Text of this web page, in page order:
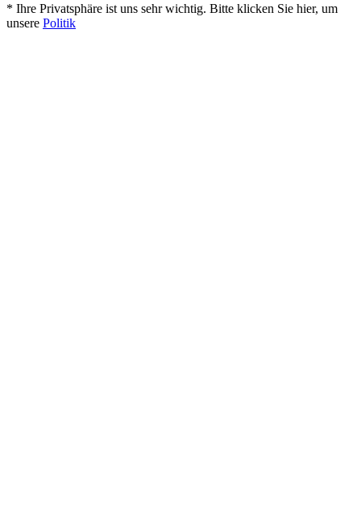
* Ihre Privatsphäre ist uns sehr wichtig. Bitte klicken Sie hier, um
unsere Politik